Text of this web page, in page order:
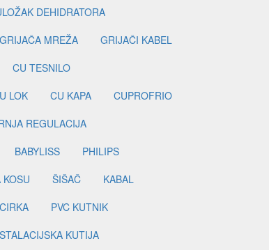
DEHIDRATORA
MREŽA
GRIJAČI KABEL
CU TESNILO
LOK CU KAPA
CUPROFRIO
REGULACIJA
BABYLISS
PHILIPS
ŠIŠAČ
KABAL
PVC KUTNIK
KUTIJA